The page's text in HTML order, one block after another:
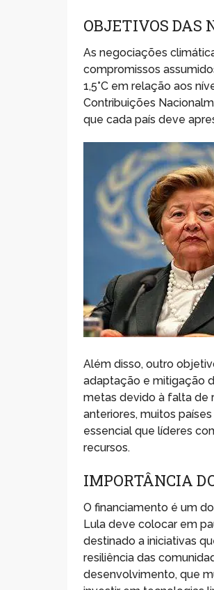
OBJETIVOS DAS
As negociações
compromissos
1,5°C em relação aos
Contribuições
que cada país deve
Além disso, outro
adaptação e mitigação
metas devido à falta de
anteriores, muitos
essencial que líderes
recursos.
IMPORTÂNCIA
O financiamento é um
Lula deve colocar em
destinado a iniciativas
resiliência das
desenvolvimento, que